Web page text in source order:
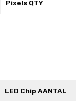
Pixels QTY
LED Chip AANTAL